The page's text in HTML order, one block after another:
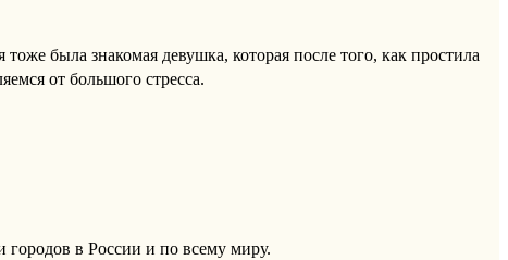
была знакомая девушка, которая после того, как простила
от большого стресса.
городов в России и по всему миру.